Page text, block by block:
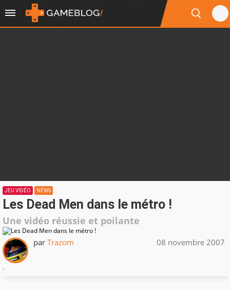
JEU VIDÉO NEWS
Les Dead Men dans le métro !
Une vidéo réussie et poilante
par Trazom 08 novembre 2007
.